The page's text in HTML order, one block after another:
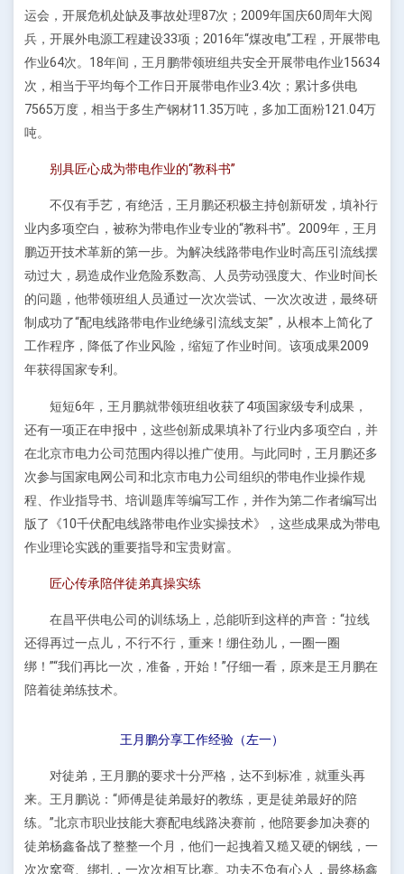
运会，开展危机处缺及事故处理87次；2009年国庆60周年大阅
兵，开展外电源工程建设33项；2016年“煤改电”工程，开展带电
作业64次。18年间，王月鹏带领班组共安全开展带电作业15634
次，相当于平均每个工作日开展带电作业3.4次；累计多供电
7565万度，相当于多生产钢材11.35万吨，多加工面粉121.04万
吨。
别具匠心成为带电作业的“教科书”
不仅有手艺，有绝活，王月鹏还积极主持创新研发，填补行
业内多项空白，被称为带电作业专业的“教科书”。2009年，王月
鹏迈开技术革新的第一步。为解决线路带电作业时高压引流线摆
动过大，易造成作业危险系数高、人员劳动强度大、作业时间长
的问题，他带领班组人员通过一次次尝试、一次次改进，最终研
制成功了“配电线路带电作业绝缘引流线支架”，从根本上简化了
工作程序，降低了作业风险，缩短了作业时间。该项成果2009
年获得国家专利。
短短6年，王月鹏就带领班组收获了4项国家级专利成果，
还有一项正在申报中，这些创新成果填补了行业内多项空白，并
在北京市电力公司范围内得以推广使用。与此同时，王月鹏还多
次参与国家电网公司和北京市电力公司组织的带电作业操作规
程、作业指导书、培训题库等编写工作，并作为第二作者编写出
版了《10千伏配电线路带电作业实操技术》，这些成果成为带电
作业理论实践的重要指导和宝贵财富。
匠心传承陪伴徒弟真操实练
在昌平供电公司的训练场上，总能听到这样的声音：“拉线
还得再过一点儿，不行不行，重来！绷住劲儿，一圈一圈
绑！”“我们再比一次，准备，开始！”仔细一看，原来是王月鹏在
陪着徒弟练技术。
王月鹏分享工作经验（左一）
对徒弟，王月鹏的要求十分严格，达不到标准，就重头再
来。王月鹏说：“师傅是徒弟最好的教练，更是徒弟最好的陪
练。”北京市职业技能大赛配电线路决赛前，他陪要参加决赛的
徒弟杨鑫备战了整整一个月，他们一起拽着又糙又硬的钢线，一
次次窝弯、绑扎，一次次相互比赛。功夫不负有心人，最终杨鑫